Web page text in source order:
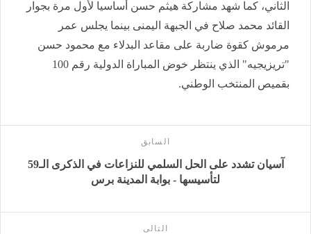
الثاني، كما شهد مشاركة هيثم حسن أساسيا لأول مرة بجوار
القائد محمد صلاح في الجبهة اليمنى بينما يجلس عمر
مرموش كقوة ضاربة على مقاعد البدلاء مع محمود حسن
"تريزيجيه" الذي ينتظر خوض المباراة الدولية رقم 100
بقميص المنتخب الوطني.
السابق
آسيان تشدد على الحل السلمي للنزاعات في الذكرى الـ59
لتأسيسها - بوابة المدينة برس
التالى